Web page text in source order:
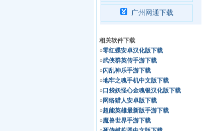
广州网通下载
相关软件下载
○零红蝶安卓汉化版下载
○武侠群英传手游下载
○闪乱神乐手游下载
○地牢之魂手机中文版下载
○口袋妖怪心金魂银汉化版下载
○网络猎人安卓版下载
○超能英雄最新版手游下载
○魔兽世界手游下载